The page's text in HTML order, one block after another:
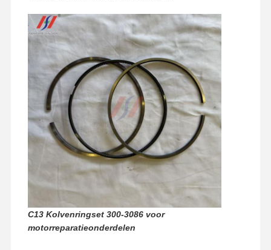
Over Ons
C13 Kolvenringset 300-3086 voor
motorreparatieonderdelen